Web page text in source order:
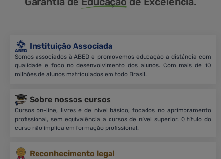
Instituição Associada
Somos associados à ABED e promovemos educação a distância com
qualidade e foco no desenvolvimento dos alunos. Com mais de 10
milhões de alunos matriculados em todo Brasil.
Sobre nossos cursos
Cursos on-line, livres e de nível básico, focados no aprimoramento
profissional, sem equivalência a cursos de nível superior. O título do
curso não implica em formação profissional.
Reconhecimento legal